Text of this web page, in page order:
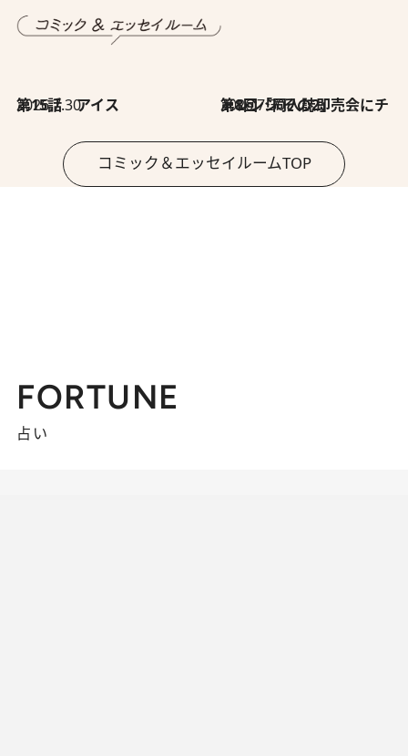
2026.7.30
第15話 アイス 2026.7.30
第8回「同人誌即売会にチャレンジ その2」
コミック＆エッセイルームTOP
FORTUNE
占い